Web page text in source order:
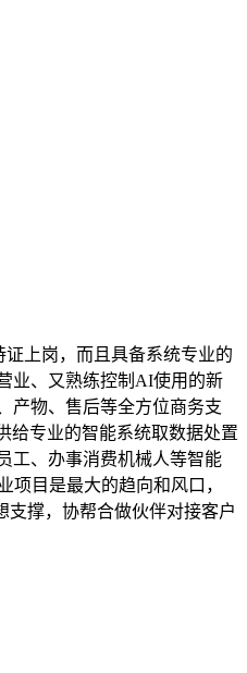
上岗，而且具备系统专业的
业、又熟练控制AI使用的新
产物、售后等全方位商务支
给专业的智能系统取数据处置
工、办事消费机械人等智能
目是最大的趋向和风口，
支撑，协帮合做伙伴对接客户